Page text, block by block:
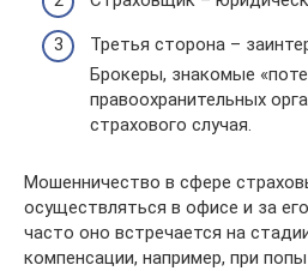
Третья сторона –
Брокеры, знакомые
правоохранительных
страхового случая.
Мошенничество в сфере
осуществляться в офисе и за
часто оно встречается на
компенсации, например, при